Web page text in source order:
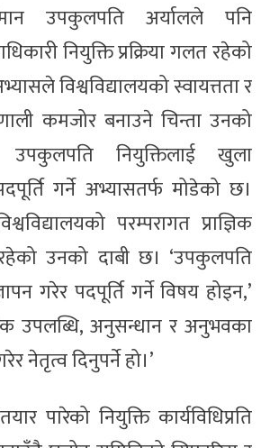
उपकुलपति अर्यालले पनि
नियुक्ति प्रक्रिया गलत रहेको
विश्वविद्यालयको स्वायत्तता र
कमजोर बनाउने चिन्ता उनको
नियुक्तिलाई खुला
गर्ने अभ्यासतर्फ मोडेको छ।
परम्परागत प्राज्ञिक
रहेको उनको दाबी छ। ‘उपकुलपति
गरेर पदपूर्ति गर्ने विषय होइन,’
उपलब्धि, अनुसन्धान र अनुभवका
नेतृत्व दिनुपर्ने हो।’
पारेको नियुक्ति कार्यविधिप्रति